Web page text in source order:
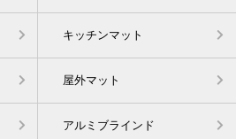
キッチンマット
屋外マット
アルミブラインド